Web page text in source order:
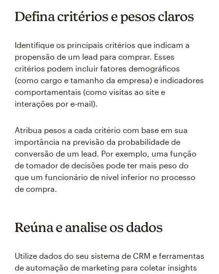
Defina critérios e pesos claros
Identifique os principais critérios que indicam a
propensão de um lead para comprar. Esses
critérios podem incluir fatores demográficos
(como cargo e tamanho da empresa) e indicadores
comportamentais (como visitas ao site e
interações por e-mail).
Atribua pesos a cada critério com base em sua
importância na previsão da probabilidade de
conversão de um lead. Por exemplo, uma função
de tomador de decisões pode ter mais peso do
que um funcionário de nível inferior no processo
de compra.
Reúna e analise os dados
Utilize dados do seu sistema de CRM e ferramentas
de automação de marketing para coletar insights